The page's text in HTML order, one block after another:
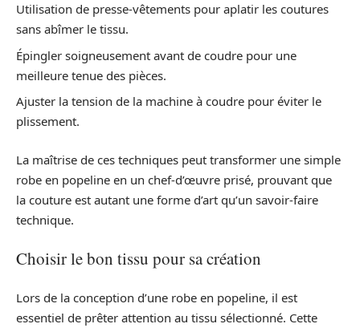
Utilisation de presse-vêtements pour aplatir les coutures
sans abîmer le tissu.
Épingler soigneusement avant de coudre pour une
meilleure tenue des pièces.
Ajuster la tension de la machine à coudre pour éviter le
plissement.
La maîtrise de ces techniques peut transformer une simple
robe en popeline en un chef-d’œuvre prisé, prouvant que
la couture est autant une forme d’art qu’un savoir-faire
technique.
Choisir le bon tissu pour sa création
Lors de la conception d’une robe en popeline, il est
essentiel de prêter attention au tissu sélectionné. Cette